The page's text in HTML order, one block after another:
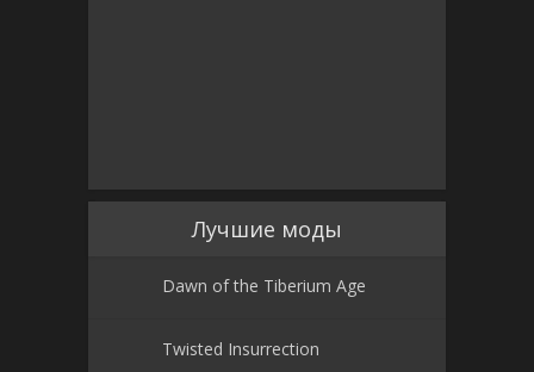
Лучшие моды
Dawn of the Tiberium Age
Twisted Insurrection